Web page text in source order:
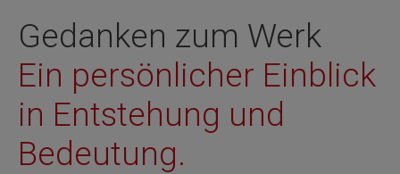
Gedanken zum Werk
Ein persönlicher Einblick
in Entstehung und
Bedeutung.